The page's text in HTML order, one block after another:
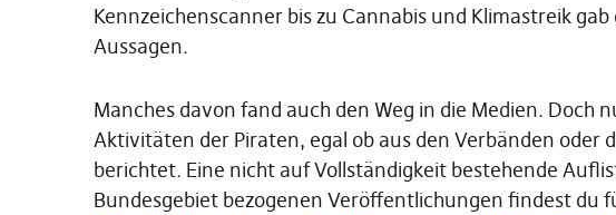
Kennzeichenscanner bis zu Cannabis und Klimastreik
Aussagen.
Manches davon fand auch den Weg in die Medien. Doch
Aktivitäten der Piraten, egal ob aus den Verbänden oder
berichtet. Eine nicht auf Vollständigkeit bestehende
Bundesgebiet bezogenen Veröffentlichungen findest du